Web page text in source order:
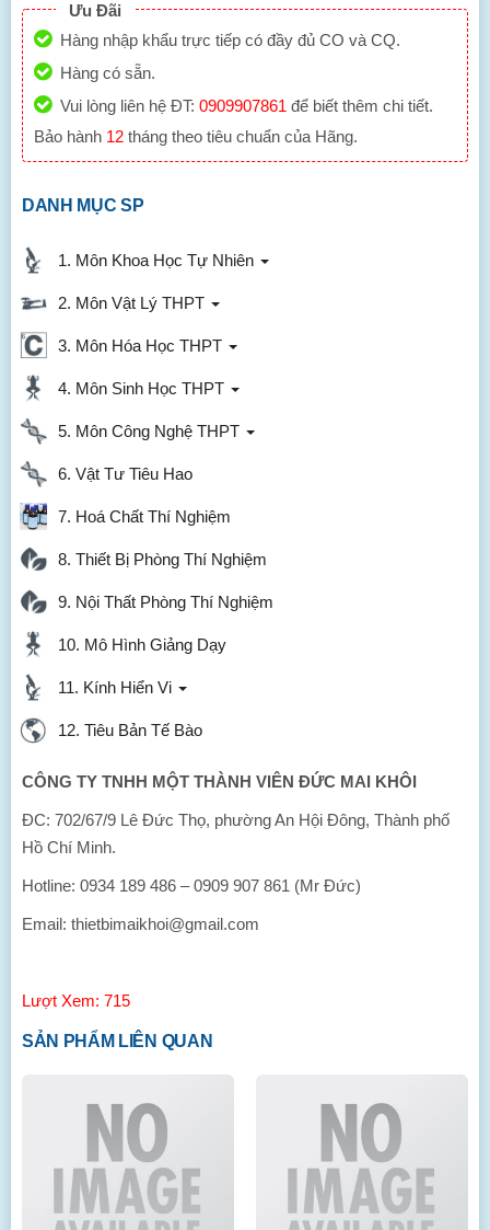
Ưu Đãi
Hàng nhập khẩu trực tiếp có đầy đủ CO và CQ.
Hàng có sẵn.
Vui lòng liên hệ ĐT: 0909907861 để biết thêm chi tiết.
Bảo hành 12 tháng theo tiêu chuẩn của Hãng.
DANH MỤC SP
1. Môn Khoa Học Tự Nhiên
2. Môn Vật Lý THPT
3. Môn Hóa Học THPT
4. Môn Sinh Học THPT
5. Môn Công Nghệ THPT
6. Vật Tư Tiêu Hao
7. Hoá Chất Thí Nghiệm
8. Thiết Bị Phòng Thí Nghiệm
9. Nội Thất Phòng Thí Nghiệm
10. Mô Hình Giảng Dạy
11. Kính Hiển Vi
12. Tiêu Bản Tế Bào
CÔNG TY TNHH MỘT THÀNH VIÊN ĐỨC MAI KHÔI
ĐC: 702/67/9 Lê Đức Thọ, phường An Hội Đông, Thành phố
Hồ Chí Minh.
Hotline: 0934 189 486 – 0909 907 861 (Mr Đức)
Email: thietbimaikhoi@gmail.com
Lượt Xem: 715
SẢN PHẨM LIÊN QUAN